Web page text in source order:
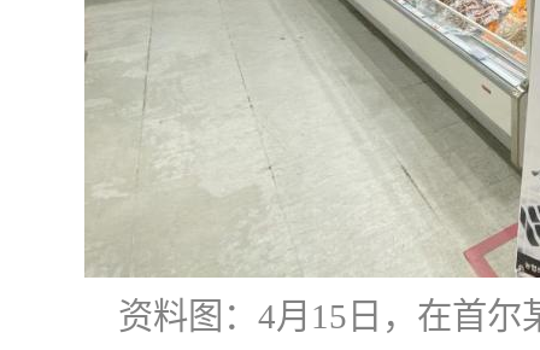
资料图：4月15日，在首